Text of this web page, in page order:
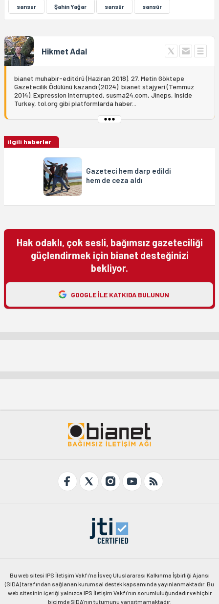
sansur Şahin Yağar sansür sansûr
Hikmet Adal
bianet muhabir-editörü (Haziran 2018). 27. Metin Göktepe
Gazetecilik Ödülünü kazandı (2024). bianet stajyeri (Temmuz
2014). Expression Interrupted, susma24.com, Jineps, Inside
Turkey, tol.org gibi platformlarda haber...
ilgili haberler
Gazeteci hem darp edildi
hem de ceza aldı
Hak odaklı, çok sesli, bağımsız gazeteciliği
güçlendirmek için bianet desteğinizi
bekliyor.
GOOGLE ILE KATKIDA BULUNUN
Bu web sitesi IPS İletişim Vakfı'na İsveç Uluslararası Kalkınma İşbirliği Ajansı
(SIDA) tarafından sağlanan kurumsal destek kapsamında yayınlanmaktadır. Bu
web sitesinin içeriği yalnızca IPS İletişim Vakfı'nın sorumluluğundadır ve hiçbir
biçimde SIDA'nın tutumunu yansıtmamaktadır.